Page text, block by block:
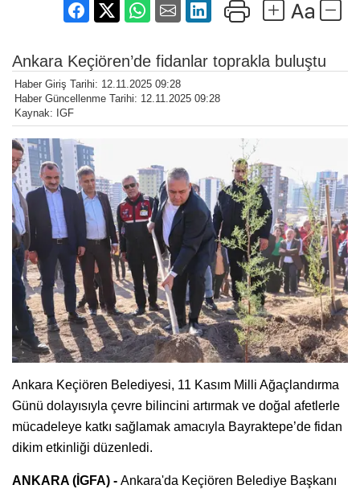
Ankara Keçiören’de fidanlar toprakla buluştu
Haber Giriş Tarihi: 12.11.2025 09:28
Haber Güncellenme Tarihi: 12.11.2025 09:28
Kaynak: IGF
Ankara Keçiören Belediyesi, 11 Kasım Milli Ağaçlandırma
Günü dolayısıyla çevre bilincini artırmak ve doğal afetlerle
mücadeleye katkı sağlamak amacıyla Bayraktepe’de fidan
dikim etkinliği düzenledi.
ANKARA (İGFA) - Ankara'da Keçiören Belediye Başkanı